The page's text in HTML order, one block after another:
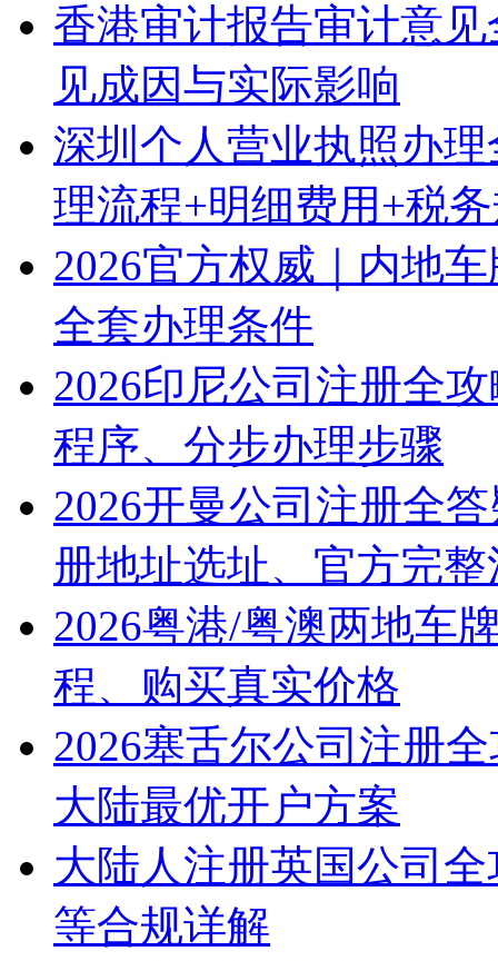
香港审计报告审计意
见成因与实际影响
深圳个人营业执照办
理流程+明细费用+税
2026官方权威｜内地
全套办理条件
2026印尼公司注册全
程序、分步办理步骤
2026开曼公司注册全
册地址选址、官方完
2026粤港/粤澳两地车
程、购买真实价格
2026塞舌尔公司注册
大陆最优开户方案
大陆人注册英国公司
等合规详解